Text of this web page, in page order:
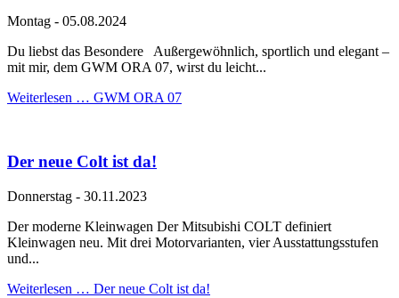
Montag - 05.08.2024
Du liebst das Besondere Außergewöhnlich, sportlich und elegant –
mit mir, dem GWM ORA 07, wirst du leicht...
Weiterlesen … GWM ORA 07
Der neue Colt ist da!
Donnerstag - 30.11.2023
Der moderne Kleinwagen Der Mitsubishi COLT definiert
Kleinwagen neu. Mit drei Motorvarianten, vier Ausstattungsstufen
und...
Weiterlesen … Der neue Colt ist da!